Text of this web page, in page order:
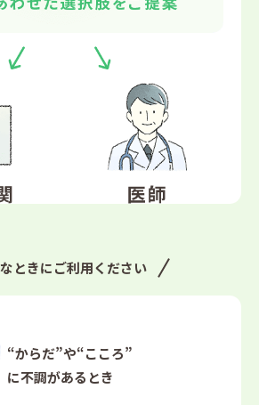
ときにご利用ください
“からだ”や“こころ”
に不調があるとき